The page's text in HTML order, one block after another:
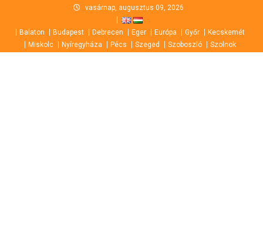
content
vasárnap, augusztus 09, 2026
Balaton Budapest Debrecen Eger Európa Győr
Kecskemét
Miskolc
Nyíregyháza Pécs Szeged Szoboszló Szolnok